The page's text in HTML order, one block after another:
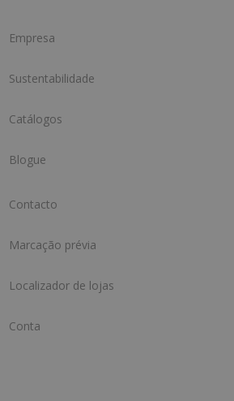
Empresa
Sustentabilidade
Catálogos
Blogue
Contacto
Marcação prévia
Localizador de lojas
Conta